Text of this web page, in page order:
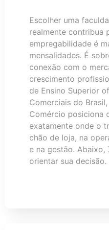
Escolher uma
realmente contribua
empregabilidade é
mensalidades. É
conexão com o
crescimento
de Ensino Superior
Comerciais do
Comércio posiciona
exatamente onde o
chão de loja, na
e na gestão. Abaixo,
orientar sua decisão.